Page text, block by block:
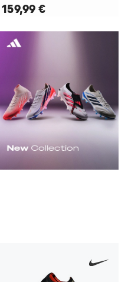
159,99 €